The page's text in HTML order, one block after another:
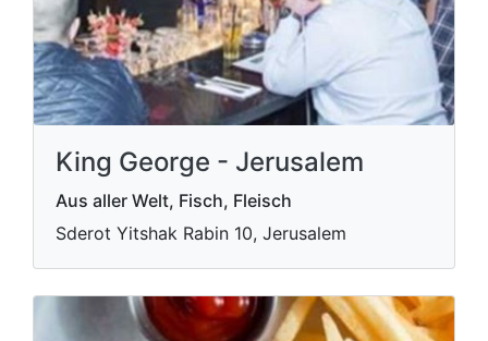
King George - Jerusalem
Aus aller Welt, Fisch, Fleisch
Sderot Yitshak Rabin 10, Jerusalem